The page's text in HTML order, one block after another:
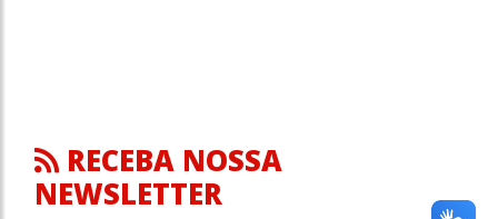
RECEBA NOSSA
NEWSLETTER